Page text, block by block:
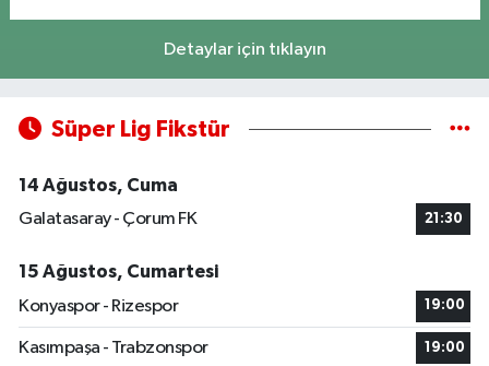
Detaylar için tıklayın
Süper Lig Fikstür
14 Ağustos, Cuma
Galatasaray - Çorum FK
21:30
15 Ağustos, Cumartesi
Konyaspor - Rizespor
19:00
Kasımpaşa - Trabzonspor 19:00